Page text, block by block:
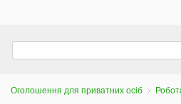
Оголошення для приватних осіб